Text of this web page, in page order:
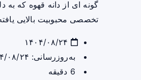
گونه ‌ای از دانه قهوه که
تخصصی محبوبیت بالایی
به‌روزرسانی: ۱۴۰۴/۰۸/۲۴